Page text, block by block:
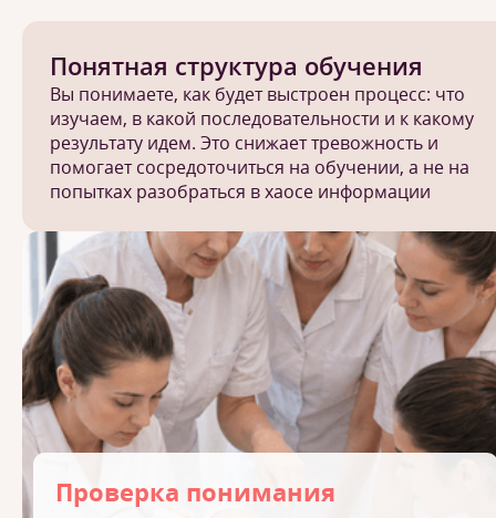
Понятная структура обучения
Вы понимаете, как будет выстроен процесс: что
изучаем, в какой последовательности и к какому
результату идем. Это снижает тревожность и
помогает сосредоточиться на обучении, а не на
попытках разобраться в хаосе информации
Проверка понимания